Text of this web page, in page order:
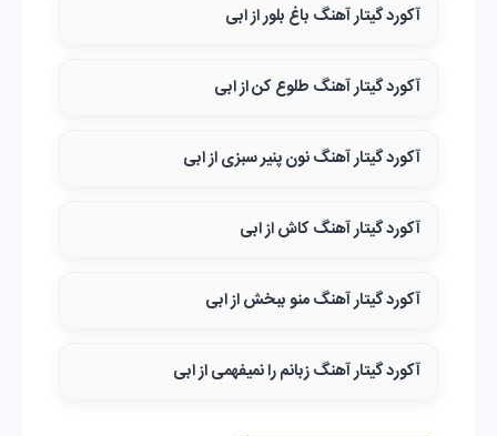
آکورد گیتار آهنگ باغ بلور از ابی
آکورد گیتار آهنگ طلوع کن از ابی
آکورد گیتار آهنگ نون پنیر سبزی از ابی
آکورد گیتار آهنگ کاش از ابی
آکورد گیتار آهنگ منو ببخش از ابی
آکورد گیتار آهنگ زبانم را نمیفهمی از ابی